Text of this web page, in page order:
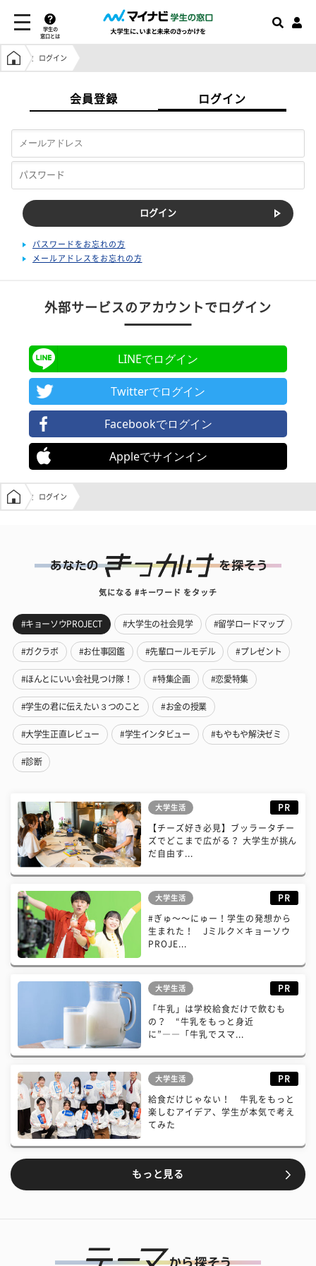
学生の
窓口とは
学生の窓口トップ
ログイン
会員登録 ログイン
パスワードをお忘れの方
メールアドレスをお忘れの方
外部サービスのアカウントでログイン
LINEでログイン
Twitterでログイン
Facebookでログイン
Appleでサインイン
学生の窓口トップ
ログイン
気になる #キーワード をタッチ
#キョーソウPROJECT #大学生の社会見学 #留学ロードマップ
#ガクラボ #お仕事図鑑 #先輩ロールモデル #プレゼント
#ほんとにいい会社見つけ隊！ #特集企画 #恋愛特集
#学生の君に伝えたい３つのこと #お金の授業
#大学生正直レビュー #学生インタビュー #もやもや解決ゼミ
#診断
大学生活 PR
【チーズ好き必見】ブッラータチー
ズでどこまで広がる？ 大学生が挑ん
だ自由す...
大学生活 PR
#ぎゅ〜〜にゅー！学生の発想から
生まれた！ Jミルク×キョーソウ
PROJE...
大学生活 PR
「牛乳」は学校給食だけで飲むも
の？ “牛乳をもっと身近
に”――「牛乳でスマ...
大学生活 PR
給食だけじゃない！ 牛乳をもっと
楽しむアイデア、学生が本気で考え
てみた
もっと見る